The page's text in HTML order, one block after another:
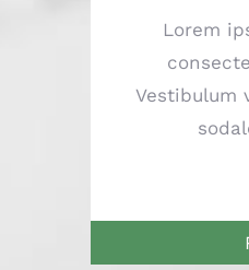
Lorem
Vestibulum